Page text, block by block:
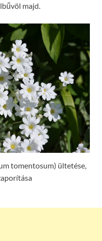
majd.
tomentosum) ültetése,